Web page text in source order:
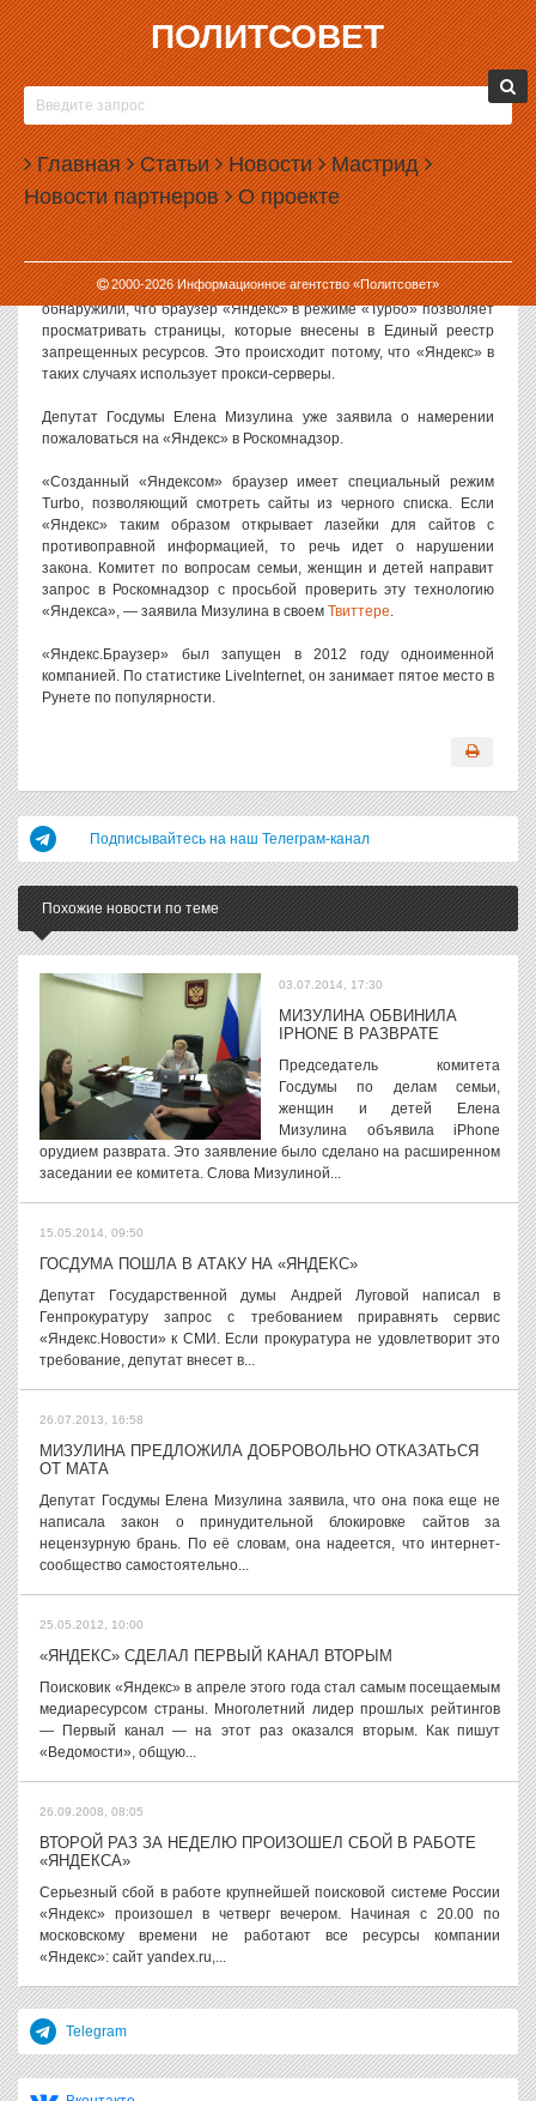
ПОЛИТСОВЕТ
Главная Статьи Новости Мастрид
Новости партнеров О проекте
2000-2026Информационное агентство «Политсовет»
24.02.2014, 13:51
МИЗУЛИНА РЕШИЛА БОРОТЬСЯ С
«ЯНДЕКСОМ»
Депутат госдумы Елена Мизулина выбрала новую цель для
атаки. На этот раз гнев депутата вызвал браузер «Яндекс»,
который, по ее словам, позволяет просматривать запрещенные
интернет-сайты.
Как пишет газета «Известия», борцы за чистоту Интернета
обнаружили, что браузер «Яндекс» в режиме «Турбо» позволяет
просматривать страницы, которые внесены в Единый реестр
запрещенных ресурсов. Это происходит потому, что «Яндекс» в
таких случаях использует прокси-серверы.
Депутат Госдумы Елена Мизулина уже заявила о намерении
пожаловаться на «Яндекс» в Роскомнадзор.
«Созданный «Яндексом» браузер имеет специальный режим
Turbo, позволяющий смотреть сайты из черного списка. Если
«Яндекс» таким образом открывает лазейки для сайтов с
противоправной информацией, то речь идет о нарушении
закона. Комитет по вопросам семьи, женщин и детей направит
запрос в Роскомнадзор с просьбой проверить эту технологию
«Яндекса», — заявила Мизулина в своем Твиттере.
«Яндекс.Браузер» был запущен в 2012 году одноименной
компанией. По статистике LiveInternet, он занимает пятое место в
Рунете по популярности.
Подписывайтесь на наш Телеграм-канал
Похожие новости по теме
03.07.2014, 17:30
МИЗУЛИНА ОБВИНИЛА
IPHONE В РАЗВРАТЕ
Председатель комитета
Госдумы по делам семьи,
женщин и детей Елена
Мизулина объявила iPhone
орудием разврата. Это заявление было сделано на расширенном
заседании ее комитета. Слова Мизулиной...
15.05.2014, 09:50
ГОСДУМА ПОШЛА В АТАКУ НА «ЯНДЕКС»
Депутат Государственной думы Андрей Луговой написал в
Генпрокуратуру запрос с требованием приравнять сервис
«Яндекс.Новости» к СМИ. Если прокуратура не удовлетворит это
требование, депутат внесет в...
26.07.2013, 16:58
МИЗУЛИНА ПРЕДЛОЖИЛА ДОБРОВОЛЬНО ОТКАЗАТЬСЯ
ОТ МАТА
Депутат Госдумы Елена Мизулина заявила, что она пока еще не
написала закон о принудительной блокировке сайтов за
нецензурную брань. По её словам, она надеется, что интернет-
сообщество самостоятельно...
25.05.2012, 10:00
«ЯНДЕКС» СДЕЛАЛ ПЕРВЫЙ КАНАЛ ВТОРЫМ
Поисковик «Яндекс» в апреле этого года стал самым посещаемым
медиаресурсом страны. Многолетний лидер прошлых рейтингов
— Первый канал — на этот раз оказался вторым. Как пишут
«Ведомости», общую...
26.09.2008, 08:05
ВТОРОЙ РАЗ ЗА НЕДЕЛЮ ПРОИЗОШЕЛ СБОЙ В РАБОТЕ
«ЯНДЕКСА»
Серьезный сбой в работе крупнейшей поисковой системе России
«Яндекс» произошел в четверг вечером. Начиная с 20.00 по
московскому времени не работают все ресурсы компании
«Яндекс»: сайт yandex.ru,...
Telegram